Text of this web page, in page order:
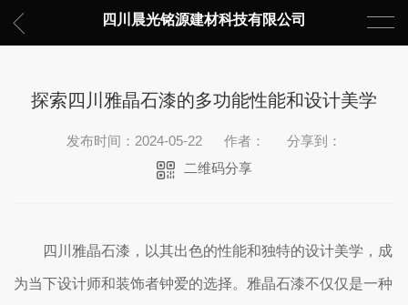
四川晨光铭源建材科技有限公司
探索四川雅晶石漆的多功能性能和设计美学
发布时间：2024-05-22 作者：
分享到：
二维码分享
四川雅晶石漆，以其出色的性能和独特的设计美学，成
为当下设计师和装饰者钟爱的选择。雅晶石漆不仅仅是一种